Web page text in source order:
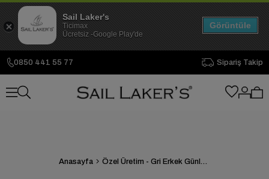
0850 441 55 77 Sipariş Takip
Anasayfa Özel Üretim - Gri Erkek Günlük Ayakkabı
Sail Laker's
Ticimax
Ücretsiz -Google Play'de
Görüntüle